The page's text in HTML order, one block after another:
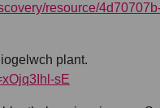
resource/
plant.
sE